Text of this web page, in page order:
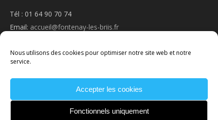
Nous utilisons des cookies pour optimiser notre site web et notre
service.
Accepter les cookies
Fonctionnels uniquement
Tél : 01 64 90 70 74
Email: accueil@fontenay-les-briis.fr
NOUS CONTACTER
LÉGALES
POLITIQUE DE COOKIES
CONDITIONS
GÉNÉRALES